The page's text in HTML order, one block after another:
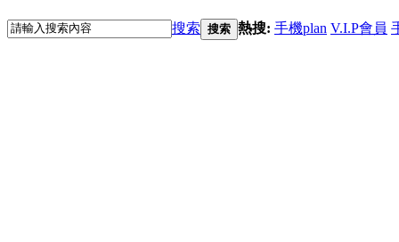
搜索 搜索 熱搜: 手機plan V.I.P會員